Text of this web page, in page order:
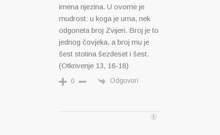
imena njezina. U ovome je
mudrost: u koga je uma, nek
odgoneta broj Zvijeri. Broj je to
jednog čovjeka, a broj mu je
šest stotina šezdeset i šest.
(Otkrivenje 13, 16-18)
0 Odgovori